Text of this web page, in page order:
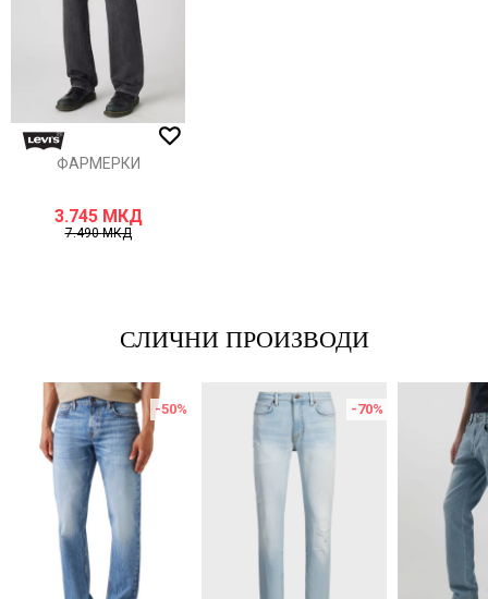
ФАРМЕРКИ
3.745 МКД
7.490МКД
СЛИЧНИ ПРОИЗВОДИ
-50% -70%